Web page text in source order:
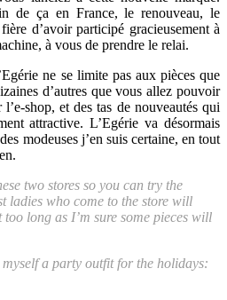
de ça en France, le renouveau, le
d’avoir participé gracieusement à
à vous de prendre le relai.
ne se limite pas aux pièces que
d’autres que vous allez pouvoir
shop, et des tas de nouveautés qui
attractive. L’Egérie va désormais
modeuses j’en suis certaine, en tout
two stores so you can try the
ladies who come to the store will
long as I’m sure some pieces will
a party outfit for the holidays: